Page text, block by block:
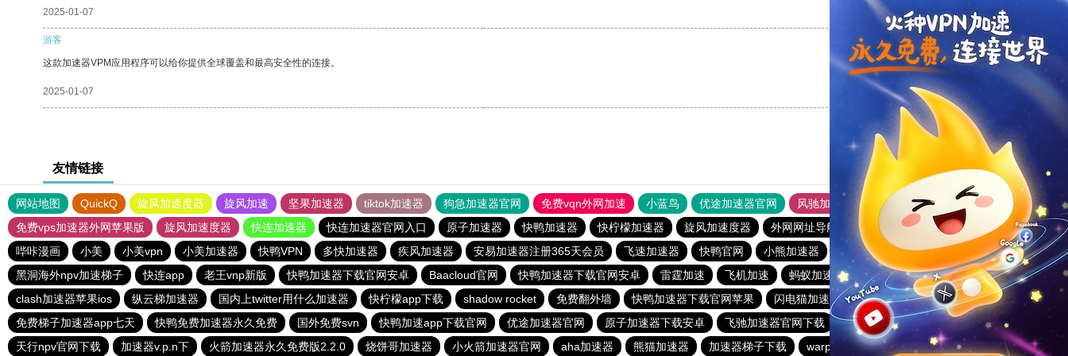
2025-01-07 支持 反对
游客
这款加速器VPM应用程序可以给你提供全球覆盖和最高安全性的连接。
2025-01-07 [0]
友情链接
网站地图 QuickQ 旋风加速度器 旋风加速 坚果加速器 tiktok加速器 狗急加速器官网 免费vqn外网加速 小蓝鸟 优途加速器官网 风驰加速器
旋风加速器
免费vps加速器外网苹果版
旋风加速度器 快连加速器 快连加速器官网入口 原子加速器 快鸭加速器 快柠檬加速器 旋风加速度器 外网网址导航 软件中心 雷霆加速
狂飙加速器
哔咔漫画
小美 小美vpn 小美加速器 快鸭VPN 多快加速器 疾风加速器 安易加速器注册365天会员 飞速加速器 快鸭官网 小熊加速器 速帆加速器
谷歌加速器app下载
黑洞海外npv加速梯子
快连app 老王vnp新版 快鸭加速器下载官网安卓 Baacloud官网 快鸭加速器下载官网安卓 雷霆加速 飞机加速 蚂蚁加速器 不用实名认证的加速器
神灯加速
clash加速器苹果ios
纵云梯加速器 国内上twitter用什么加速器 快柠檬app下载 shadow rocket 免费翻外墙 快鸭加速器下载官网苹果 闪电猫加速器
小猫咪clash教程
免费梯子加速器app七天
快鸭免费加速器永久免费 国外免费svn 快鸭加速app下载官网 优途加速器官网 原子加速器下载安卓 飞驰加速器官网下载 小羽加速器
永久不收费的vp加速器
天行npv官网下载
加速器v.p.n下 火箭加速器永久免费版2.2.0 烧饼哥加速器 小火箭加速器官网 aha加速器 熊猫加速器 加速器梯子下载 warp加速器下载官网 雷轰加速器